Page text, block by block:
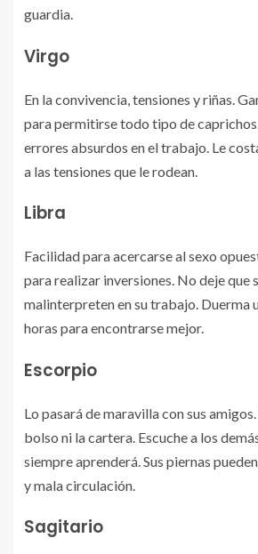
guardia.
Virgo
En la convivencia, tensiones y riñas.
para permitirse todo tipo de
errores absurdos en el trabajo. Le
a las tensiones que le rodean.
Libra
Facilidad para acercarse al sexo
para realizar inversiones. No deje que
malinterpreten en su trabajo. Duerma
horas para encontrarse mejor.
Escorpio
Lo pasará de maravilla con sus
bolso ni la cartera. Escuche a los
siempre aprenderá. Sus piernas
y mala circulación.
Sagitario